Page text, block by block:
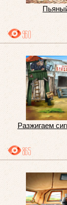
960
Разжигаем
865